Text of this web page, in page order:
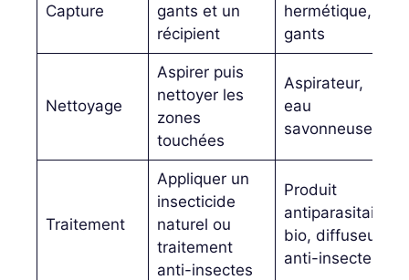
Capture
gants et un
récipient
hermétique,
gants
Nettoyage
Aspirer puis
nettoyer les
zones
touchées
Aspirateur,
eau
savonneuse
Traitement
Appliquer un
insecticide
naturel ou
traitement
anti-insectes
Produit
antiparasitaire
bio, diffuseur
anti-insectes